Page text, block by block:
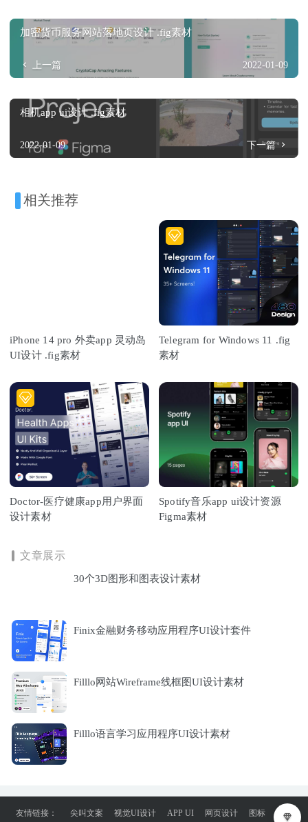
加密货币服务网站落地页设计 .fig素材
上一篇 2022-01-09
相机app ui设计 .fig素材
2022-01-09 下一篇
相关推荐
iPhone 14 pro 外卖app 灵动岛
UI设计 .fig素材
Telegram for Windows 11 .fig
素材
Doctor-医疗健康app用户界面
设计素材
Spotify音乐app ui设计资源
Figma素材
文章展示
30个3D图形和图表设计素材
Finix金融财务移动应用程序UI设计套件
Filllo网站Wireframe线框图UI设计素材
Filllo语言学习应用程序UI设计素材
友情链接： 尖叫文案 视觉UI设计 APP UI 网页设计 图标